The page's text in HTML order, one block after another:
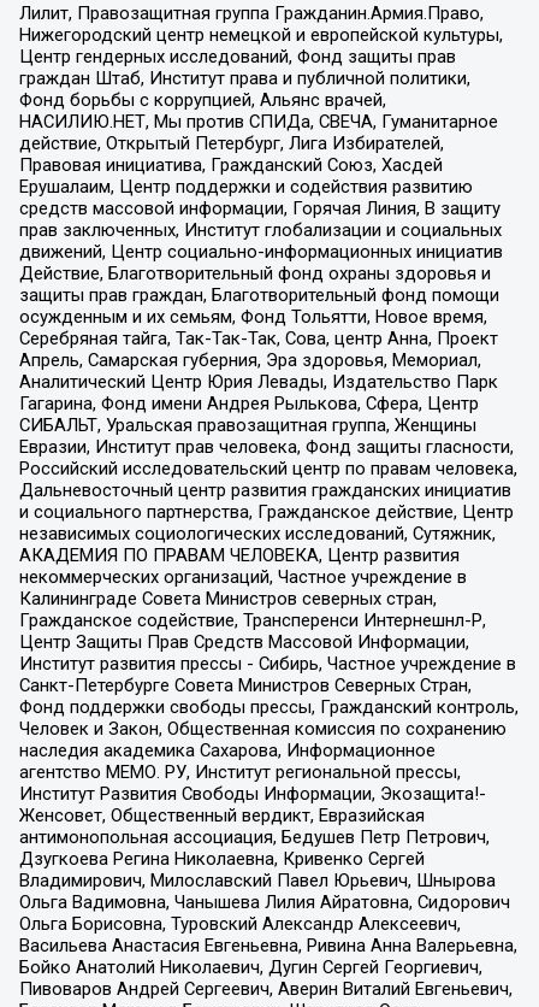
Лилит, Правозащитная группа Гражданин.Армия.Право,
Нижегородский центр немецкой и европейской культуры,
Центр гендерных исследований, Фонд защиты прав
граждан Штаб, Институт права и публичной политики,
Фонд борьбы с коррупцией, Альянс врачей,
НАСИЛИЮ.НЕТ, Мы против СПИДа, СВЕЧА, Гуманитарное
действие, Открытый Петербург, Лига Избирателей,
Правовая инициатива, Гражданский Союз, Хасдей
Ерушалаим, Центр поддержки и содействия развитию
средств массовой информации, Горячая Линия, В защиту
прав заключенных, Институт глобализации и социальных
движений, Центр социально-информационных инициатив
Действие, Благотворительный фонд охраны здоровья и
защиты прав граждан, Благотворительный фонд помощи
осужденным и их семьям, Фонд Тольятти, Новое время,
Серебряная тайга, Так-Так-Так, Сова, центр Анна, Проект
Апрель, Самарская губерния, Эра здоровья, Мемориал,
Аналитический Центр Юрия Левады, Издательство Парк
Гагарина, Фонд имени Андрея Рылькова, Сфера, Центр
СИБАЛЬТ, Уральская правозащитная группа, Женщины
Евразии, Институт прав человека, Фонд защиты гласности,
Российский исследовательский центр по правам человека,
Дальневосточный центр развития гражданских инициатив
и социального партнерства, Гражданское действие, Центр
независимых социологических исследований, Сутяжник,
АКАДЕМИЯ ПО ПРАВАМ ЧЕЛОВЕКА, Центр развития
некоммерческих организаций, Частное учреждение в
Калининграде Совета Министров северных стран,
Гражданское содействие, Трансперенси Интернешнл-Р,
Центр Защиты Прав Средств Массовой Информации,
Институт развития прессы - Сибирь, Частное учреждение в
Санкт-Петербурге Совета Министров Северных Стран,
Фонд поддержки свободы прессы, Гражданский контроль,
Человек и Закон, Общественная комиссия по сохранению
наследия академика Сахарова, Информационное
агентство МЕМО. РУ, Институт региональной прессы,
Институт Развития Свободы Информации, Экозащита!-
Женсовет, Общественный вердикт, Евразийская
антимонопольная ассоциация, Бедушев Петр Петрович,
Дзугкоева Регина Николаевна, Кривенко Сергей
Владимирович, Милославский Павел Юрьевич, Шнырова
Ольга Вадимовна, Чанышева Лилия Айратовна, Сидорович
Ольга Борисовна, Туровский Александр Алексеевич,
Васильева Анастасия Евгеньевна, Ривина Анна Валерьевна,
Бойко Анатолий Николаевич, Дугин Сергей Георгиевич,
Пивоваров Андрей Сергеевич, Аверин Виталий Евгеньевич,